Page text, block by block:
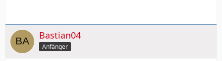
Bastian04
Anfänger